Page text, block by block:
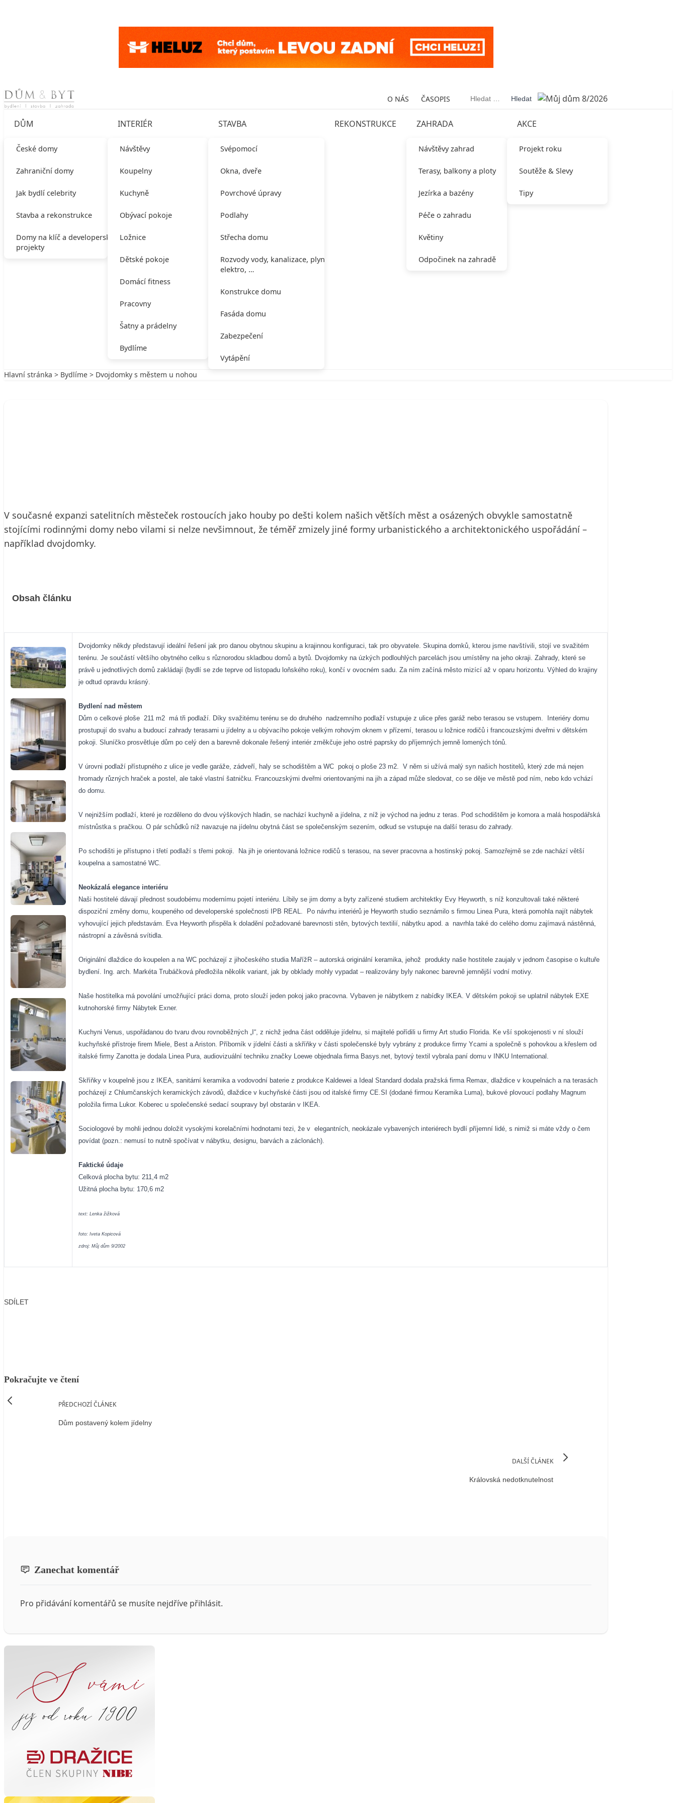
Skip to content O NÁS ČASOPIS Vyhledávání
DŮM
České domy
Zahraniční domy
Jak bydlí celebrity
Stavba a rekonstrukce
Domy na klíč a developerské
projekty
INTERIÉR
Návštěvy
Koupelny
Kuchyně
Obývací pokoje
Ložnice
Dětské pokoje
Domácí fitness
Pracovny
Šatny a prádelny
Bydlíme
STAVBA
Svépomocí
Okna, dveře
Povrchové úpravy
Podlahy
Střecha domu
Rozvody vody, kanalizace, plynu,
elektro, …
Konstrukce domu
Fasáda domu
Zabezpečení
Vytápění
REKONSTRUKCE ZAHRADA
Návštěvy zahrad
Terasy, balkony a ploty
Jezírka a bazény
Péče o zahradu
Květiny
Odpočinek na zahradě
AKCE
Projekt roku
Soutěže & Slevy
Tipy
Hlavní stránka > Bydlíme > Dvojdomky s městem u nohou
V současné expanzi satelitních městeček rostoucích jako houby po dešti kolem našich větších měst a osázených obvykle samostatně
stojícími rodinnými domy nebo vilami si nelze nevšimnout, že téměř zmizely jiné formy urbanistického a architektonického uspořádání –
například dvojdomky.
Obsah článku
Dvojdomky někdy představují ideální řešení jak pro danou obytnou skupinu a krajinnou konfiguraci, tak pro obyvatele. Skupina domků, kterou jsme navštívili, stojí ve svažitém
terénu. Je součástí většího obytného celku s různorodou skladbou domů a bytů. Dvojdomky na úzkých podlouhlých parcelách jsou umístěny na jeho okraji. Zahrady, které se
právě u jednotlivých domů zakládají (bydlí se zde teprve od listopadu loňského roku), končí v ovocném sadu. Za ním začíná město mizící až v oparu horizontu. Výhled do krajiny
je odtud opravdu krásný.
Bydlení nad městem
Dům o celkové ploše 211 m2 má tři podlaží. Díky svažitému terénu se do druhého nadzemního podlaží vstupuje z ulice přes garáž nebo terasou se vstupem.
Interiéry domu
prostupují do svahu a budoucí zahrady terasami u jídelny a u obývacího pokoje velkým rohovým oknem v přízemí, terasou u ložnice rodičů i francouzskými dveřmi v dětském
pokoji. Sluníčko prosvětluje dům po celý den a barevně dokonale řešený interiér změkčuje jeho ostré paprsky do příjemných jemně lomených tónů.
V úrovni podlaží přístupného z ulice je vedle garáže, zádveří, haly se schodištěm a WC pokoj o ploše 23 m2.
V něm si užívá malý syn našich hostitelů, který zde má nejen
hromady různých hraček a postel, ale také vlastní šatničku. Francouzskými dveřmi orientovanými na jih a západ může sledovat, co se děje ve městě pod ním, nebo kdo vchází
do domu.
V nejnižším podlaží, které je rozděleno do dvou výškových hladin, se nachází kuchyně a jídelna, z níž je východ na jednu z teras. Pod schodištěm je komora a malá hospodářská
místnůstka s pračkou. O pár schůdků níž navazuje na jídelnu obytná část se společenským sezením, odkud se vstupuje na další terasu do zahrady.
Po schodišti je přístupno i třetí podlaží s třemi pokoji.
Na jih je orientovaná ložnice rodičů s terasou, na sever pracovna a hostinský pokoj. Samozřejmě se zde nachází větší
koupelna a samostatné WC.
Neokázalá elegance interiéru
Naši hostitelé dávají přednost soudobému modernímu pojetí interiéru. Líbily se jim domy a byty zařízené studiem architektky Evy Heyworth, s níž konzultovali také některé
dispoziční změny domu, koupeného od developerské společnosti IPB REAL.
Po návrhu interiérů je Heyworth studio seznámilo s firmou Linea Pura, která pomohla najít nábytek
vyhovující jejich představám. Eva Heyworth přispěla k doladění požadované barevnosti stěn, bytových textilií, nábytku apod. a navrhla také do celého domu zajímavá nástěnná,
nástropní a závěsná svítidla.
Originální dlaždice do koupelen a na WC pocházejí z jihočeského studia MařížR – autorská originální keramika, jehož produkty naše hostitele zaujaly v jednom časopise o kultuře
bydlení. Ing. arch. Markéta Trubáčková předložila několik variant, jak by obklady mohly vypadat – realizovány byly nakonec barevně jemnější vodní motivy.
Naše hostitelka má povolání umožňující práci doma, proto slouží jeden pokoj jako pracovna. Vybaven je nábytkem z nabídky IKEA. V dětském pokoji se uplatnil nábytek EXE
kutnohorské firmy Nábytek Exner.
Kuchyni Venus, uspořádanou do tvaru dvou rovnoběžných „I“, z nichž jedna část odděluje jídelnu, si majitelé pořídili u firmy Art studio Florida. Ke vší spokojenosti v ní slouží
kuchyňské přístroje firem Miele, Best a Ariston. Příborník v jídelní části a skříňky v části společenské byly vybrány z produkce firmy Ycami a společně s pohovkou a křeslem od
italské firmy Zanotta je dodala Linea Pura, audiovizuální techniku značky Loewe objednala firma Basys.net, bytový textil vybrala paní domu v INKU International.
Skříňky v koupelně jsou z IKEA, sanitární keramika a vodovodní baterie z produkce Kaldewei a Ideal Standard dodala pražská firma Remax, dlaždice v koupelnách a na terasách
pocházejí z Chlumčanských keramických závodů, dlaždice v kuchyňské části jsou od italské firmy CE.SI (dodané firmou Keramika Luma), bukové plovoucí podlahy Magnum
položila firma Lukor. Koberec u společenské sedací soupravy byl obstarán v IKEA.
Sociologové by mohli jednou doložit vysokými korelačními hodnotami tezi, že v elegantních, neokázale vybavených interiérech bydlí příjemní lidé, s nimiž si máte vždy o čem
povídat (pozn.: nemusí to nutně spočívat v nábytku, designu, barvách a záclonách).
Faktické údaje
Celková plocha bytu: 211,4 m2
Užitná plocha bytu: 170,6 m2
text: Lenka žižková
foto: Iveta Kopicová
zdroj: Můj dům 9/2002
SDÍLET
Pokračujte ve čtení
PŘEDCHOZÍ ČLÁNEK
Dům postavený kolem jídelny
DALŠÍ ČLÁNEK
Královská nedotknutelnost
Zanechat komentář
Pro přidávání komentářů se musíte nejdříve přihlásit.